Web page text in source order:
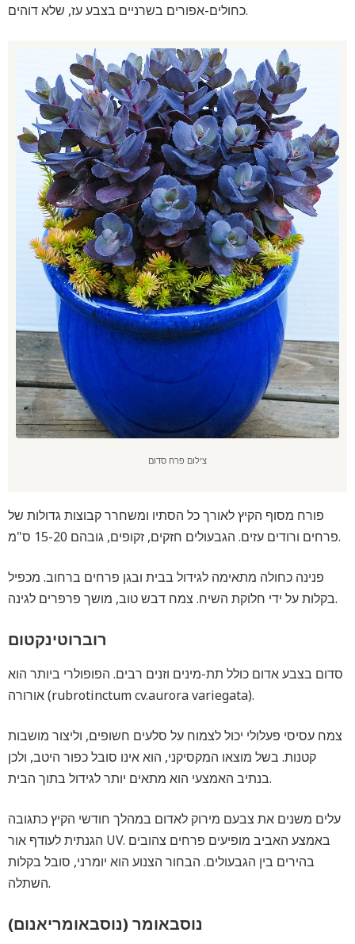
כחולים-אפורים בשרניים בצבע עז, שלא דוהים.
צילום פרח סדום
פורח מסוף הקיץ לאורך כל הסתיו ומשחרר קבוצות גדולות של
פרחים ורודים עזים. הגבעולים חזקים, זקופים, גובהם 15-20 ס"מ.
פנינה כחולה מתאימה לגידול בבית ובגן פרחים ברחוב. מכפיל
בקלות על ידי חלוקת השיח. צמח דבש טוב, מושך פרפרים לגינה.
רוברוטינקטום
סדום בצבע אדום כולל תת-מינים וזנים רבים. הפופולרי ביותר הוא
אורורה (rubrotinctum cv.aurora variegata).
צמח עסיסי פעלולי יכול לצמוח על סלעים חשופים, וליצור מושבות
קטנות. בשל מוצאו המקסיקני, הוא אינו סובל כפור היטב, ולכן
בנתיב האמצעי הוא מתאים יותר לגידול בתוך הבית.
עלים משנים את צבעם מירוק לאדום במהלך חודשי הקיץ כתגובה
הגנתית לעודף אור UV. באמצע האביב מופיעים פרחים צהובים
בהירים בין הגבעולים. הבחור הצנוע הוא יומרני, סובל בקלות
השתלה.
נוסבאומר (נוסבאומריאנום)